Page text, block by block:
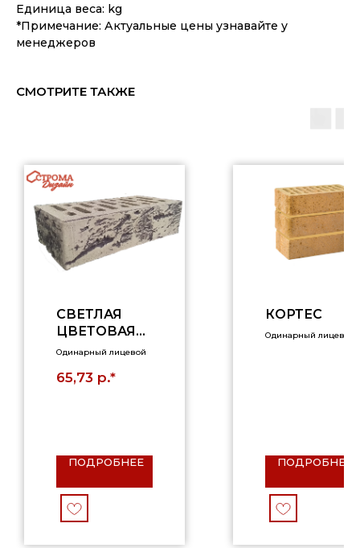
Единица веса: kg
*Примечание: Актуальные цены узнавайте у
менеджеров
СМОТРИТЕ ТАКЖЕ
СВЕТЛАЯ
ЦВЕТОВАЯ
ГРУППА(ТОП
Одинарный лицевой
65,73 р.*
ПОДРОБНЕЕ
КОРТЕС
Одинарный лицевой
ПОДРОБНЕЕ